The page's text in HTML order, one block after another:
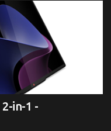
in-1 -